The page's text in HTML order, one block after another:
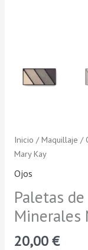
Inicio /Maquillaje /
Mary Kay
Ojos
Paletas
Minerales
20,00 €